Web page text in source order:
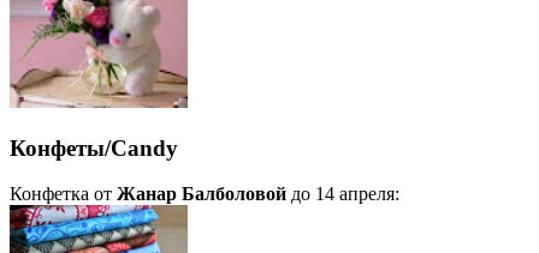
Конфеты/Candy
Конфетка от Жанар Балболовой до 14 апреля: